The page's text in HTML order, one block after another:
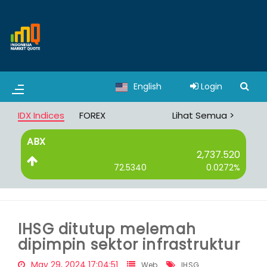
English Login
IDX Indices FOREX Lihat Semua >
ABX
2,737.520
72.5340 0.0272%
IHSG ditutup melemah
dipimpin sektor infrastruktur
May 29, 2024 17:04:51 Web IHSG